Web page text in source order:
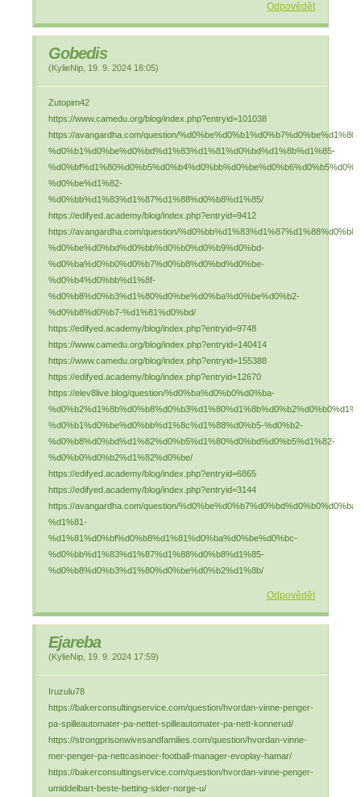
Odpovědět
Gobedis
(KylieNip 19. 9. 2024 18:05)
Zutopim42
https://www.camedu.org/blog/index.php?entryid=101038
https://avangardha.com/question/%d0%be%d0%b1%d0%b7%d0%be%d1%80-
%d0%b1%d0%be%d0%bd%d1%83%d1%81%d0%bd%d1%8b%d1%85-
%d0%be%d1%82-
%d0%bb%d1%83%d1%87%d1%88%d0%b8%d1%85/
https://edifyed.academy/blog/index.php?entryid=9412
https://avangardha.com/question/
%d0%be%d0%bd%d0%bb%d0%b0%d0%b9%d0%bd-
%d0%ba%d0%b0%d0%b7%d0%b8%d0%bd%d0%be-
%d0%b4%d0%bb%d1%8f-
%d0%b8%d0%b3%d1%80%d0%be%d0%ba%d0%be%d0%b2-
%d0%b8%d0%b7-%d1%81%d0%bd/
https://edifyed.academy/blog/index.php?entryid=9748
https://www.camedu.org/blog/index.php?entryid=140414
https://www.camedu.org/blog/index.php?entryid=155388
https://edifyed.academy/blog/index.php?entryid=12670
https://elev8live.blog/question/%d0%ba%d0%b0%d0%ba-
%d0%b1%d0%be%d0%bb%d1%8c%d1%88%d0%b5-%d0%b2-
%d0%b8%d0%bd%d1%82%d0%b5%d1%80%d0%bd%d0%b5%d1%82-
%d0%b0%d0%b2%d1%82%d0%be/
https://edifyed.academy/blog/index.php?entryid=6865
https://edifyed.academy/blog/index.php?entryid=3144
https://avangardha.com/question/
%d1%81-
%d1%81%d0%bf%d0%b8%d1%81%d0%ba%d0%be%d0%bc-
%d0%bb%d1%83%d1%87%d1%88%d0%b8%d1%85-
%d0%b8%d0%b3%d1%80%d0%be%d0%b2%d1%8b/
Odpovědět
Ejareba
(KylieNip 19. 9. 2024 17:59)
Iruzulu78
https://bakerconsultingservice.com/question/hvordan-vinne-penger-
pa-spilleautomater-pa-nettet-spilleautomater-pa-nett-konnerud/
https://strongprisonwivesandfamilies.com/question/hvordan-vinne-
mer-penger-pa-nettcasinoer-football-manager-evoplay-hamar/
https://bakerconsultingservice.com/question/hvordan-vinne-penger-
umiddelbart-beste-betting-sider-norge-u/